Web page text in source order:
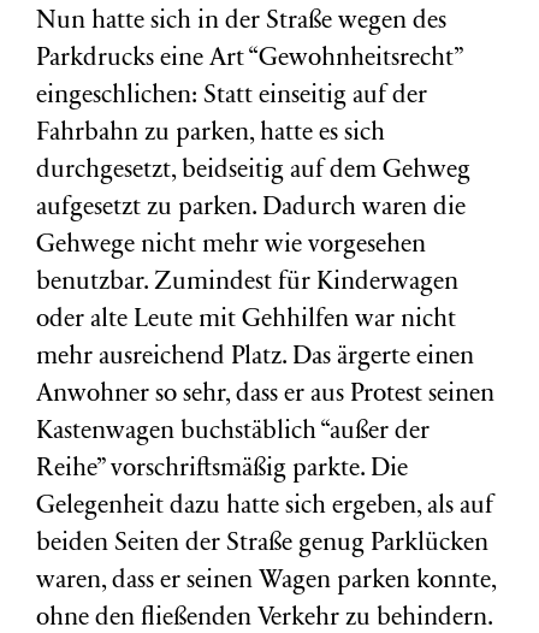
Nun hatte sich in der Straße wegen des
Parkdrucks eine Art “Gewohnheitsrecht”
eingeschlichen: Statt einseitig auf der
Fahrbahn zu parken, hatte es sich
durchgesetzt, beidseitig auf dem Gehweg
aufgesetzt zu parken. Dadurch waren die
Gehwege nicht mehr wie vorgesehen
benutzbar. Zumindest für Kinderwagen
oder alte Leute mit Gehhilfen war nicht
mehr ausreichend Platz. Das ärgerte einen
Anwohner so sehr, dass er aus Protest seinen
Kastenwagen buchstäblich “außer der
Reihe” vorschriftsmäßig parkte. Die
Gelegenheit dazu hatte sich ergeben, als auf
beiden Seiten der Straße genug Parklücken
waren, dass er seinen Wagen parken konnte,
ohne den fließenden Verkehr zu behindern.